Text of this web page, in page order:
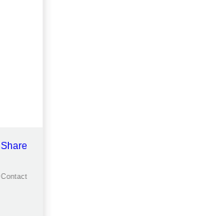
Share
Contact